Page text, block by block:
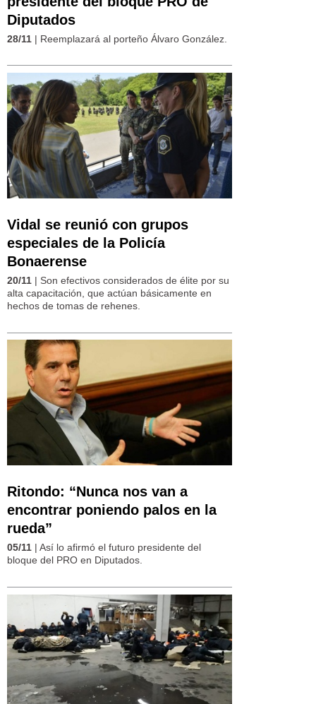
Diputados
28/11 | Reemplazará al porteño Álvaro González.
Vidal se reunió con grupos
especiales de la Policía
Bonaerense
20/11 | Son efectivos considerados de élite por su
alta capacitación, que actúan básicamente en
hechos de tomas de rehenes.
Ritondo: “Nunca nos van a
encontrar poniendo palos en la
rueda”
05/11 | Así lo afirmó el futuro presidente del
bloque del PRO en Diputados.